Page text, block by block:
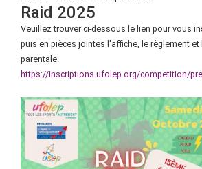
Raid 2025
Veuillez trouver ci-dessous le lien pour vous
puis en pièces jointes l'affiche, le règlement
parentale:
https://inscriptions.ufolep.org/competition/